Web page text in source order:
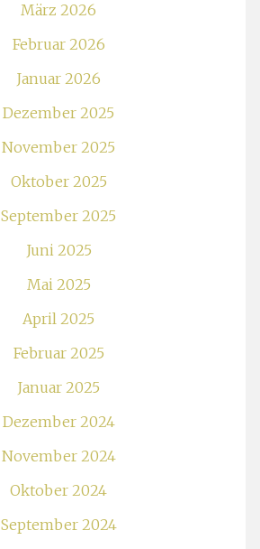
März 2026
Februar 2026
Januar 2026
Dezember 2025
November 2025
Oktober 2025
September 2025
Juni 2025
Mai 2025
April 2025
Februar 2025
Januar 2025
Dezember 2024
November 2024
Oktober 2024
September 2024